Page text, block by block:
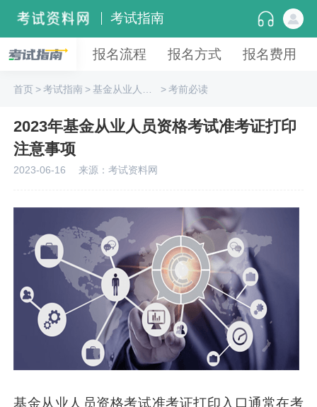
考试指南
报名流程 报名方式 报名费用
首页>考试指南> > 考前必读
2023年基金从业人员资格考试准考证打印
注意事项
2023-06-16 来源：考试资料网
基金从业人员资格考试准考证打印入口通常在考